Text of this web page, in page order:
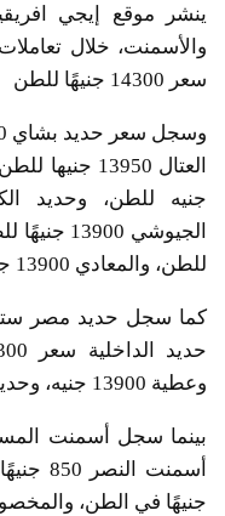
ينشر موقع إيجي
والأسمنت، خلال
سعر 14300 جنيهًا للطن
للطن، والمعادي 13900 جنيها.
وعطية 13900 جنيه، وحديد بيانكو 13900 جنيهًا.
جنيهًا في الطن، والمخصوص